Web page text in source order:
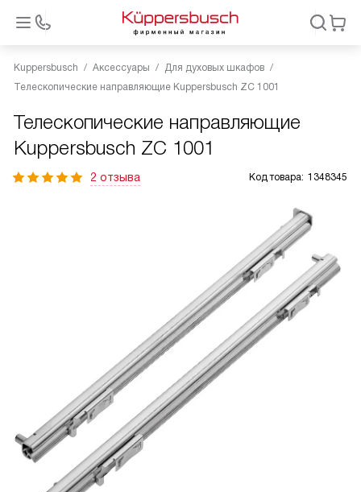
Kuppersbusch Аксессуары
Для духовых шкафов
Телескопические направляющие Kuppersbusch ZC 1001
Телескопические направляющие
Kuppersbusch ZC 1001
2 отзыва Код товара: 1348345